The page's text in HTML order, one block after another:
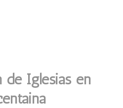
de Iglesias en